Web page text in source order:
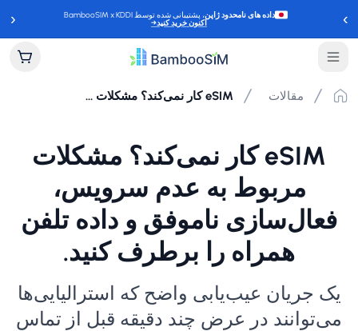
‹ داده های نامحدود ژاپن، پشتیبانی شده توسط BambooSIM x KDDI
اکنون خرید کنید→ ›
مقالات eSIM کار نمی‌کند؟ مشکلات مربوط به عدم سرویس، فعال‌سازی ناموفق و داده تلفن همراه را برطرف کنید.
eSIM کار نمی‌کند؟ مشکلات
مربوط به عدم سرویس،
فعال‌سازی ناموفق و داده تلفن
همراه را برطرف کنید.
یک جریان عیب‌یابی واضح که استرالیایی‌ها
می‌توانند در عرض چند دقیقه قبل از تماس